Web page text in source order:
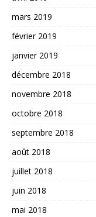
mars 2019
février 2019
janvier 2019
décembre 2018
novembre 2018
octobre 2018
septembre 2018
août 2018
juillet 2018
juin 2018
mai 2018